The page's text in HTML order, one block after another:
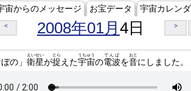
宙からのメッセージ お宝データ 宇宙カレン
< 2008年01月 4日 >
の」 衛星
えいせい
が捉
とら
えた宇宙
うちゅう
の電波
でんぱ
を音
おと
にしました。